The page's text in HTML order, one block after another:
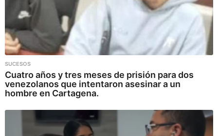
SUCESOS
Cuatro años y tres meses de prisión para dos
venezolanos que intentaron asesinar a un
hombre en Cartagena.